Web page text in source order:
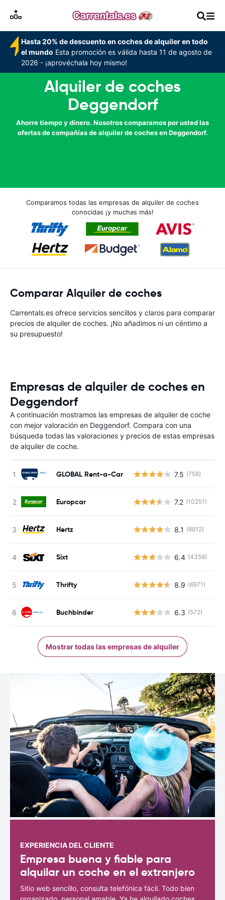
Hasta 20% de descuento en coches de alquiler en todo
el mundo Esta promoción es válida hasta 11 de agosto de
2026 - ¡aprovéchala hoy mismo!
Alquiler de coches
Deggendorf
Ahorre tiempo y dinero. Nosotros comparamos por usted las
ofertas de compañías de alquiler de coches en Deggendorf.
Comparamos todas las empresas de alquiler de coches
conocidas ¡y muchas más!
Comparar Alquiler de coches
Carrentals.es ofrece servicios sencillos y claros para comparar
precios de alquiler de coches. ¡No añadimos ni un céntimo a
su presupuesto!
Empresas de alquiler de coches en
Deggendorf
A continuación mostramos las empresas de alquiler de coche
con mejor valoración en Deggendorf. Compara con una
búsqueda todas las valoraciones y precios de estas empresas
de alquiler de coche.
GLOBAL Rent-a-Car 7.5 (756)
Europcar 7.2 (10251)
Hertz 8.1 (8812)
Sixt 6.4 (4356)
Thrifty 8.9 (6971)
Buchbinder 6.3 (572)
Mostrar todas las empresas de alquiler
EXPERIENCIA DEL CLIENTE
Empresa buena y fiable para
alquilar un coche en el extranjero
Sitio web sencillo, consulta telefónica fácil. Todo bien